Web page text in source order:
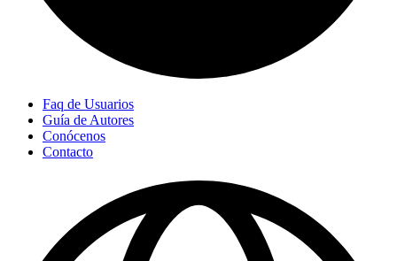
Faq de Usuarios
Guía de Autores
Conócenos
Contacto